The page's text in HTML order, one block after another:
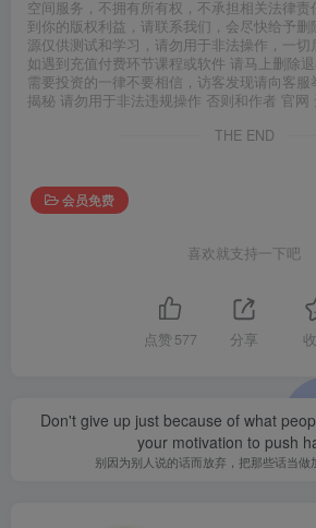
空间服务，不拥有所有权，不承担相关法律
到你的版权利益，请联系我们，会尽快给予
源仅供测试和学习，请勿用于非法操作，一切
如遇到充值付费环节课程或软件 请马上删除
需要投资的一律不要相信，访客发现请向客服
揭秘 请勿用于非法违规操作 否则和作者 官网
THE END
会员免费
喜欢就支持一下吧
点赞 577 分享
Don't give up just because of what
your motivation to push
别因为别人说的话而放弃，把那些话当做